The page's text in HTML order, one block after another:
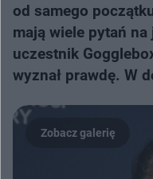
od samego
mają wiele pytań
uczestnik
wyznał prawdę. W